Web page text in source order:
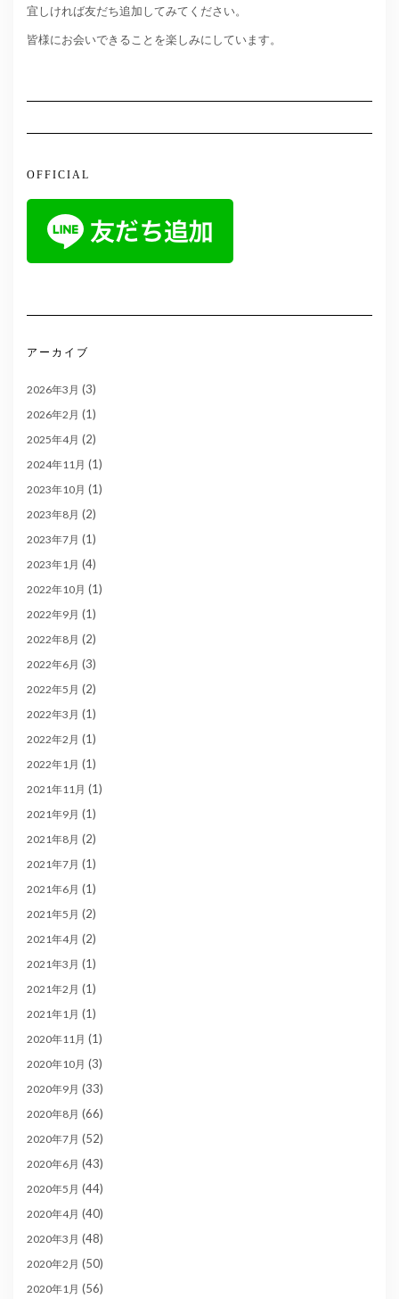
宜しければ友だち追加してみてください。
皆様にお会いできることを楽しみにしています。
OFFICIAL
アーカイブ
2026年3月 (3)
2026年2月 (1)
2025年4月 (2)
2024年11月 (1)
2023年10月 (1)
2023年8月 (2)
2023年7月 (1)
2023年1月 (4)
2022年10月 (1)
2022年9月 (1)
2022年8月 (2)
2022年6月 (3)
2022年5月 (2)
2022年3月 (1)
2022年2月 (1)
2022年1月 (1)
2021年11月 (1)
2021年9月 (1)
2021年8月 (2)
2021年7月 (1)
2021年6月 (1)
2021年5月 (2)
2021年4月 (2)
2021年3月 (1)
2021年2月 (1)
2021年1月 (1)
2020年11月 (1)
2020年10月 (3)
2020年9月 (33)
2020年8月 (66)
2020年7月 (52)
2020年6月 (43)
2020年5月 (44)
2020年4月 (40)
2020年3月 (48)
2020年2月 (50)
2020年1月 (56)